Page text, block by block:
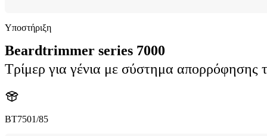
Υποστήριξη
Beardtrimmer series 7000
Τρίμερ για γένια με σύστημα απορρόφησης
BT7501/85